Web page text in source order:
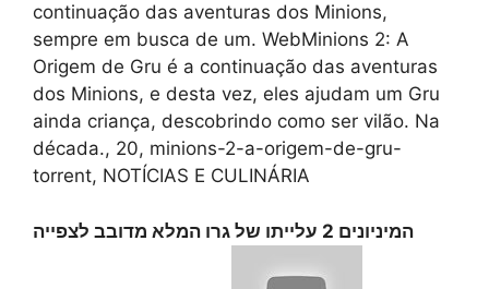
continuação das aventuras dos Minions,
sempre em busca de um. WebMinions 2: A
Origem de Gru é a continuação das aventuras
dos Minions, e desta vez, eles ajudam um Gru
ainda criança, descobrindo como ser vilão. Na
década., 20, minions-2-a-origem-de-gru-
torrent, NOTÍCIAS E CULINÁRIA
המיניונים 2 עלייתו של גרו המלא מדובב לצפייה